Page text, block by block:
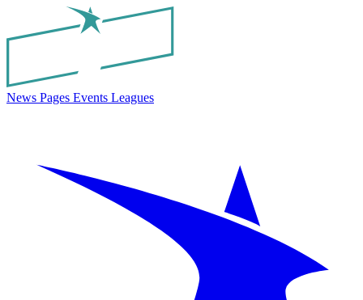
News Pages Events Leagues